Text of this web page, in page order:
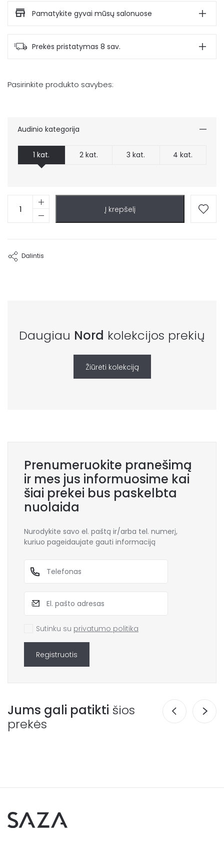
Pamatykite gyvai mūsų salonuose
Prekės pristatymas 8 sav.
Pasirinkite produkto savybes:
Audinio kategorija
1 kat. 2 kat. 3 kat. 4 kat.
produkto
kiekis:
Į krepšelį
Dalintis
Daugiau Nord kolekcijos prekių
Žiūrėti kolekciją
Prenumeruokite pranešimą
ir mes jus informuosime kai
šiai prekei bus paskelbta
nuolaida
Nurodykite savo el. paštą ir/arba tel. numerį,
kuriuo pageidaujate gauti informaciją
Sutinku su privatumo politika
Registruotis
Jums gali patikti šios
prekės